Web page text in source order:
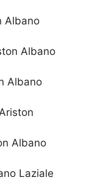
Albano
Albano
Albano
Albano
Laziale